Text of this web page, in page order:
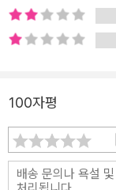
서는 지정학적 분쟁
후 세계 무역과 공급
으로 면밀히 분석한
어디인지를 짚어낸
연준 의장 케빈 워시
무엇인지에 대해 다
매몰되지 않고, AI가
인 신세계로 이끌 수
100자평